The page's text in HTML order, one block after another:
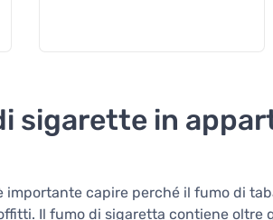
sigarette in
importante capire perché il fumo di
Il fumo di sigaretta contiene oltre